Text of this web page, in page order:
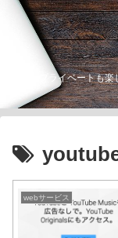
仕事もプライベートも
webサービス